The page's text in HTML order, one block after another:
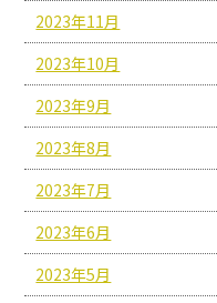
2023年11月
2023年10月
2023年9月
2023年8月
2023年7月
2023年6月
2023年5月